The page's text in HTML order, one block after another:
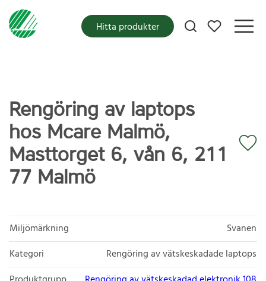
Mina favoriter
Hitta produkter
Rengöring av laptops
hos Mcare Malmö,
Masttorget 6, vån 6, 211
77 Malmö
Miljömärkning
Svanen
Kategori
Rengöring av vätskeskadade laptops